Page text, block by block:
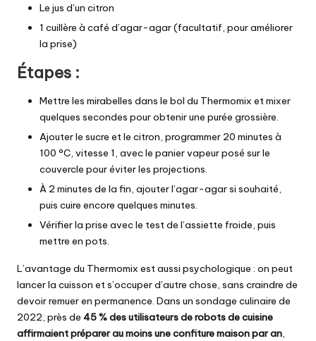
Le jus d’un citron
1 cuillère à café d’agar-agar (facultatif, pour améliorer
la prise)
Étapes :
Mettre les mirabelles dans le bol du Thermomix et mixer
quelques secondes pour obtenir une purée grossière.
Ajouter le sucre et le citron, programmer 20 minutes à
100 °C, vitesse 1, avec le panier vapeur posé sur le
couvercle pour éviter les projections.
À 2 minutes de la fin, ajouter l’agar-agar si souhaité,
puis cuire encore quelques minutes.
Vérifier la prise avec le test de l’assiette froide, puis
mettre en pots.
L’avantage du Thermomix est aussi psychologique : on peut
lancer la cuisson et s’occuper d’autre chose, sans craindre de
devoir remuer en permanence. Dans un sondage culinaire de
2022, près de 45 % des utilisateurs de robots de cuisine
affirmaient préparer au moins une confiture maison par an,